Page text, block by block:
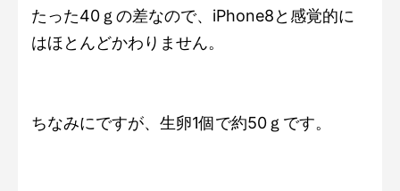
たった40ｇの差なので、iPhone8と感覚的に
はほとんどかわりません。
ちなみにですが、生卵1個で約50ｇです。